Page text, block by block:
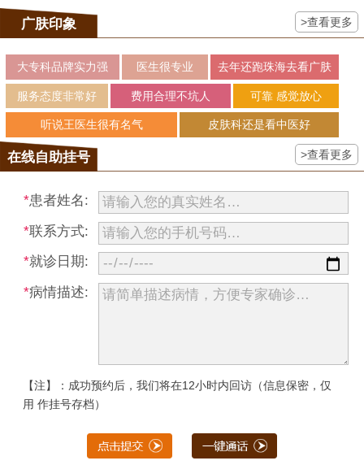
广肤印象 >查看更多
大专科品牌实力强 医生很专业 去年还跑珠海去看广肤
服务态度非常好 费用合理不坑人 可靠 感觉放心
听说王医生很有名气 皮肤科还是看中医好
在线自助挂号 >查看更多
*患者姓名:
*联系方式:
*就诊日期:
*病情描述:
【注】：成功预约后，我们将在12小时内回访（信息保密，仅
用 作挂号存档）